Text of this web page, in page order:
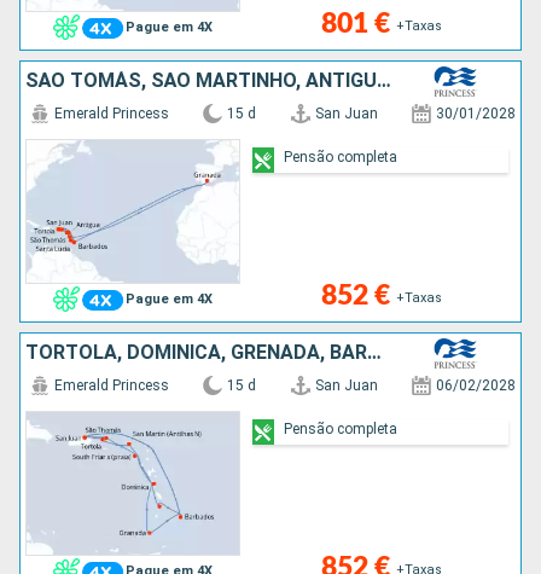
Pague em 4X 801 € +Taxas
SÃO TOMÁS, SÃO MARTINHO, ANTÍGUA E BARBUDA, SANTA LÚCIA, PORTO RICO, TORTOLA, DOMINICA, GRENADA, BARBADOS
Pague em 4X
Emerald Princess 15 d San Juan 30/01/2028
852 € +Taxas
Pensão completa
TORTOLA, DOMINICA, GRENADA, BARBADOS, PORTO RICO, SÃO TOMÁS, SÃO MARTINHO, SANTA LÚCIA
Emerald Princess 15 d San Juan 06/02/2028
852 € +Taxas
Pensão completa